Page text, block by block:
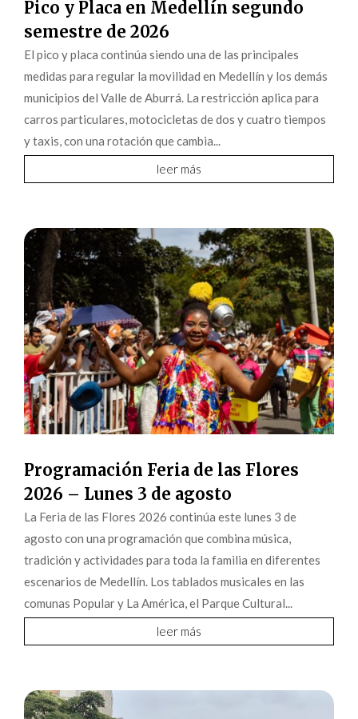
Pico y Placa en Medellín segundo
semestre de 2026
El pico y placa continúa siendo una de las principales
medidas para regular la movilidad en Medellín y los demás
municipios del Valle de Aburrá. La restricción aplica para
carros particulares, motocicletas de dos y cuatro tiempos
y taxis, con una rotación que cambia...
leer más
Programación Feria de las Flores
2026 – Lunes 3 de agosto
La Feria de las Flores 2026 continúa este lunes 3 de
agosto con una programación que combina música,
tradición y actividades para toda la familia en diferentes
escenarios de Medellín. Los tablados musicales en las
comunas Popular y La América, el Parque Cultural...
leer más